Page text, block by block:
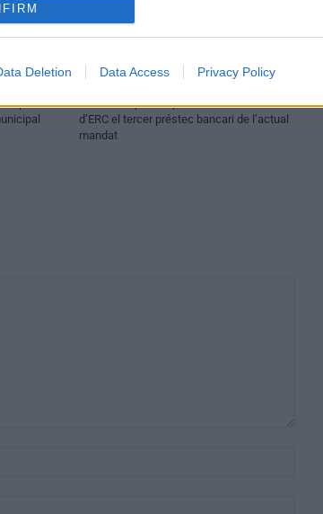
Deletion Data Access Privacy Policy
a
Política
El Ple d’Amposta aprova amb els vots
d’ERC el tercer préstec bancari de l’actual
mandat